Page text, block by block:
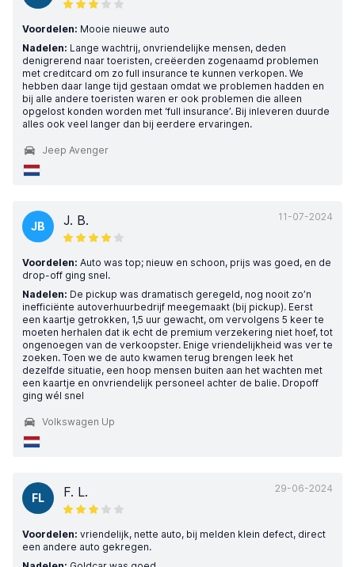
Voordelen: Mooie nieuwe auto
Nadelen: Lange wachtrij, onvriendelijke mensen, deden
denigrerend naar toeristen, creëerden zogenaamd problemen
met creditcard om zo full insurance te kunnen verkopen. We
hebben daar lange tijd gestaan omdat we problemen hadden en
bij alle andere toeristen waren er ook problemen die alleen
opgelost konden worden met ‘full insurance’. Bij inleveren duurde
alles ook veel langer dan bij eerdere ervaringen.
Jeep Avenger
11-07-2024
JB J. B.
Voordelen: Auto was top; nieuw en schoon, prijs was goed, en de
drop-off ging snel.
Nadelen: De pickup was dramatisch geregeld, nog nooit zo’n
inefficiënte autoverhuurbedrijf meegemaakt (bij pickup). Eerst
een kaartje getrokken, 1,5 uur gewacht, om vervolgens 5 keer te
moeten herhalen dat ik echt de premium verzekering niet hoef, tot
ongenoegen van de verkoopster. Enige vriendelijkheid was ver te
zoeken. Toen we de auto kwamen terug brengen leek het
dezelfde situatie, een hoop mensen buiten aan het wachten met
een kaartje en onvriendelijk personeel achter de balie. Dropoff
ging wél snel
Volkswagen Up
29-06-2024
FL F. L.
Voordelen: vriendelijk, nette auto, bij melden klein defect, direct
een andere auto gekregen.